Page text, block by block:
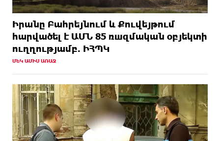
Իրանը Բահրեյնում և Քուվեյթում
hարվածել է ԱՄՆ 85 ռшզմական օբյեկտի
ուղղությամբ. ԻՀՊԿ
ՄԵԿ ԱՄԻՍ ԱՌԱՋ